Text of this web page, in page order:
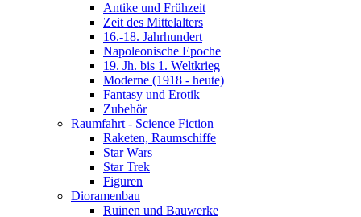
Antike und Frühzeit
Zeit des Mittelalters
16.-18. Jahrhundert
Napoleonische Epoche
19. Jh. bis 1. Weltkrieg
Moderne (1918 - heute)
Fantasy und Erotik
Zubehör
Raumfahrt - Science Fiction
Raketen, Raumschiffe
Star Wars
Star Trek
Figuren
Dioramenbau
Ruinen und Bauwerke